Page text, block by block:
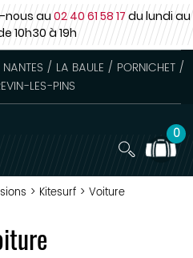
nous au02 40 61 58 17du lundi au
10h30 à 19h
/ LA BAULE / PORNICHET /
LES-PINS
0
> Kitesurf > Voiture